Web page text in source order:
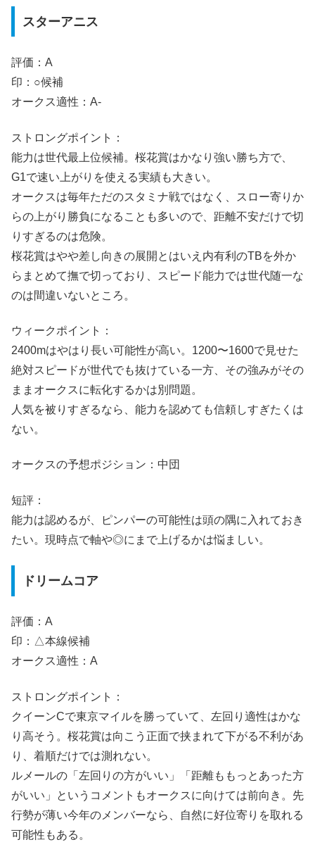
スターアニス
評価：A
印：○候補
オークス適性：A-
ストロングポイント：
能力は世代最上位候補。桜花賞はかなり強い勝ち方で、
G1で速い上がりを使える実績も大きい。
オークスは毎年ただのスタミナ戦ではなく、スロー寄りか
らの上がり勝負になることも多いので、距離不安だけで切
りすぎるのは危険。
桜花賞はやや差し向きの展開とはいえ内有利のTBを外か
らまとめて撫で切っており、スピード能力では世代随一な
のは間違いないところ。
ウィークポイント：
2400mはやはり長い可能性が高い。1200〜1600で見せた
絶対スピードが世代でも抜けている一方、その強みがその
ままオークスに転化するかは別問題。
人気を被りすぎるなら、能力を認めても信頼しすぎたくは
ない。
オークスの予想ポジション：中団
短評：
能力は認めるが、ピンパーの可能性は頭の隅に入れておき
たい。現時点で軸や◎にまで上げるかは悩ましい。
ドリームコア
評価：A
印：△本線候補
オークス適性：A
ストロングポイント：
クイーンCで東京マイルを勝っていて、左回り適性はかな
り高そう。桜花賞は向こう正面で挟まれて下がる不利があ
り、着順だけでは測れない。
ルメールの「左回りの方がいい」「距離ももっとあった方
がいい」というコメントもオークスに向けては前向き。先
行勢が薄い今年のメンバーなら、自然に好位寄りを取れる
可能性もある。